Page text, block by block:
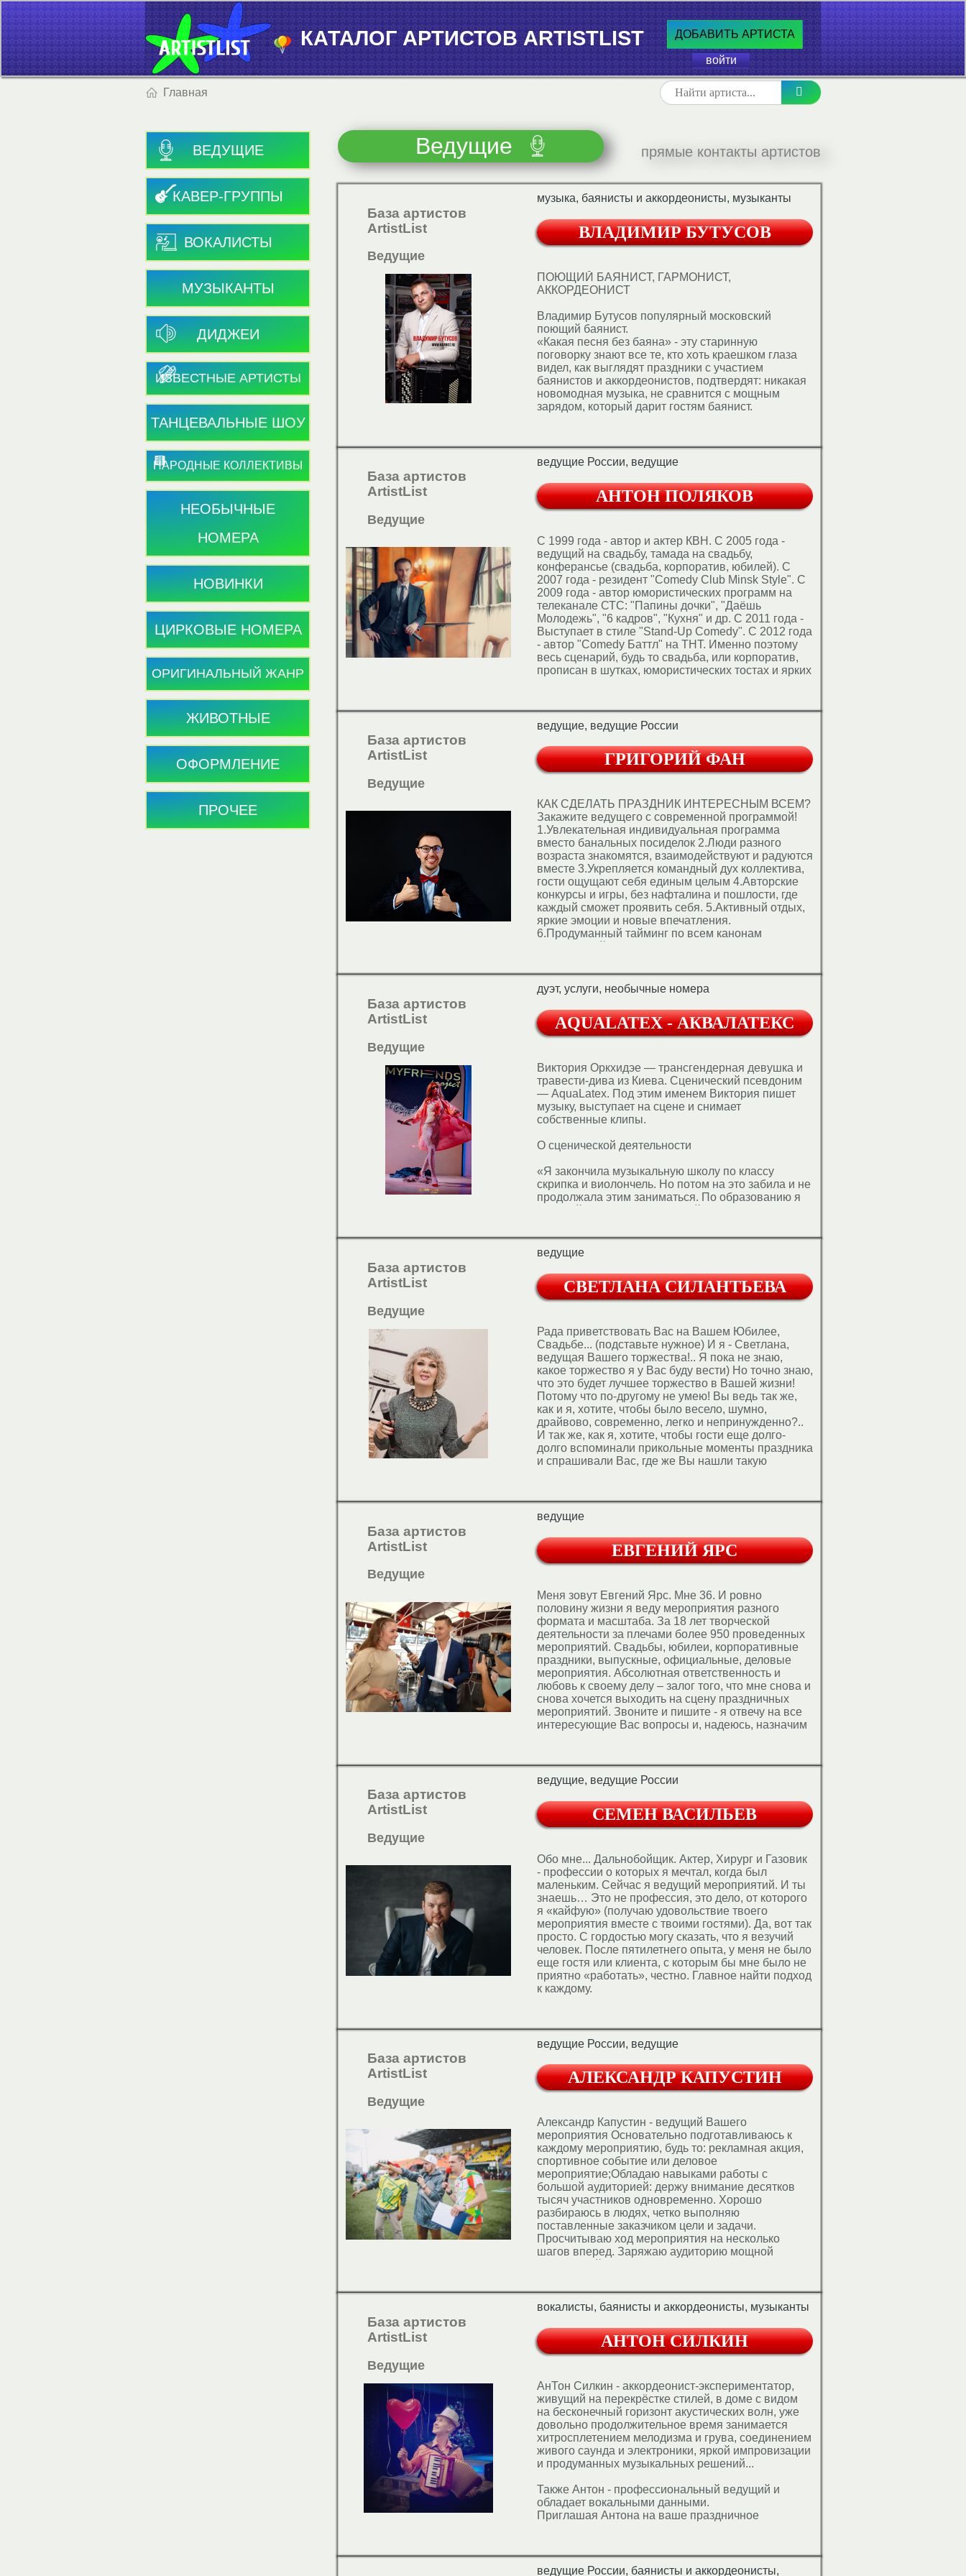
КАТАЛОГ АРТИСТОВ ARTISTLIST ДОБАВИТЬ АРТИСТА
войти
Главная
ВЕДУЩИЕ
КАВЕР-ГРУППЫ
ВОКАЛИСТЫ
МУЗЫКАНТЫ
ДИДЖЕИ
ИЗВЕСТНЫЕ АРТИСТЫ
ТАНЦЕВАЛЬНЫЕ ШОУ
НАРОДНЫЕ КОЛЛЕКТИВЫ
НЕОБЫЧНЫЕ
НОМЕРА
НОВИНКИ
ЦИРКОВЫЕ НОМЕРА
ОРИГИНАЛЬНЫЙ ЖАНР
ЖИВОТНЫЕ
ОФОРМЛЕНИЕ
ПРОЧЕЕ
Ведущие прямые контакты артистов
База артистов
ArtistList
Ведущие
музыка, баянисты и аккордеонисты, музыканты
ВЛАДИМИР БУТУСОВ
ПОЮЩИЙ БАЯНИСТ, ГАРМОНИСТ,
АККОРДЕОНИСТ
Владимир Бутусов популярный московский
поющий баянист.
«Какая песня без баяна» - эту старинную
поговорку знают все те, кто хоть краешком глаза
видел, как выглядят праздники с участием
баянистов и аккордеонистов, подтвердят: никакая
новомодная музыка, не сравнится с мощным
зарядом, который дарит гостям баянист.
песен и инструментальных композиций.
Исполняется в сопровождении инструментального
ансамбля или звуковой фонограммы (минусовка).
Программа рассчитана на большие залы,
открытые площадки с профессиональным
звуковым оборудованием. Численность аудитории
База артистов
ArtistList
Ведущие
ведущие России, ведущие
АНТОН ПОЛЯКОВ
С 1999 года - автор и актер КВН. С 2005 года -
ведущий на свадьбу, тамада на свадьбу,
конферансье (свадьба, корпоратив, юбилей). С
2007 года - резидент "Comedy Club Minsk Style". C
2009 года - автор юмористических программ на
телеканале СТС: "Папины дочки", "Даёшь
Молодежь", "6 кадров", "Кухня" и др. С 2011 года -
Выступает в стиле "Stand-Up Comedy". С 2012 года
- автор "Comedy Баттл" на ТНТ. Именно поэтому
весь сценарий, будь то свадьба, или корпоратив,
прописан в шутках, юмористических тостах и ярких
База артистов
ArtistList
Ведущие
ведущие, ведущие России
ГРИГОРИЙ ФАН
КАК СДЕЛАТЬ ПРАЗДНИК ИНТЕРЕСНЫМ ВСЕМ?
Закажите ведущего с современной программой!
1.Увлекательная индивидуальная программа
вместо банальных посиделок 2.Люди разного
возраста знакомятся, взаимодействуют и радуются
вместе 3.Укрепляется командный дух коллектива,
гости ощущают себя единым целым 4.Авторские
конкурсы и игры, без нафталина и пошлости, где
каждый сможет проявить себя. 5.Активный отдых,
яркие эмоции и новые впечатления.
6.Продуманный тайминг по всем канонам
более чем 15.000 человек. Многократный призер
соревнований по спортивному "ЧтоГдеКогда" и
"Брэйн-Ринг". Капитан команды знатоков "Клуб...
База артистов
ArtistList
Ведущие
дуэт, услуги, необычные номера
AQUALATEX - АКВАЛАТЕКС
Виктория Оркхидэе — трансгендерная девушка и
травести-дива из Киева. Сценический псевдоним
— AquaLatex. Под этим именем Виктория пишет
музыку, выступает на сцене и снимает
собственные клипы.
О сценической деятельности
«Я закончила музыкальную школу по классу
скрипка и виолончель. Но потом на это забила и не
продолжала этим заниматься. По образованию я
было где-то брать музыку. Или писать ее самой.
Так я возродила свою музыкальную деятельность и
стала писать музыку самостоятельно. Я не могу
описать жанр, в котором работаю — его нет. Это
что-то свое, но людям неожиданно даже
понравилось. Сейчас меня многие...
База артистов
ArtistList
Ведущие
ведущие
СВЕТЛАНА СИЛАНТЬЕВА
Рада приветствовать Вас на Вашем Юбилее,
Свадьбе... (подставьте нужное) И я - Светлана,
ведущая Вашего торжества!.. Я пока не знаю,
какое торжество я у Вас буду вести) Но точно знаю,
что это будет лучшее торжество в Вашей жизни!
Потому что по-другому не умею! Вы ведь так же,
как и я, хотите, чтобы было весело, шумно,
драйвово, современно, легко и непринужденно?..
И так же, как я, хотите, чтобы гости еще долго-
долго вспоминали прикольные моменты праздника
и спрашивали Вас, где же Вы нашли такую
Вам, но не знаю Вашего номера! Точно! Позвонить
можете Вы! Так давайте уже познакомимся и...
База артистов
ArtistList
Ведущие
ведущие
ЕВГЕНИЙ ЯРС
Меня зовут Евгений Ярс. Мне 36. И ровно
половину жизни я веду мероприятия разного
формата и масштаба. За 18 лет творческой
деятельности за плечами более 950 проведенных
мероприятий. Свадьбы, юбилеи, корпоративные
праздники, выпускные, официальные, деловые
мероприятия. Абсолютная ответственность и
любовь к своему делу – залог того, что мне снова и
снова хочется выходить на сцену праздничных
мероприятий. Звоните и пишите - я отвечу на все
интересующие Вас вопросы и, надеюсь, назначим
База артистов
ArtistList
Ведущие
ведущие, ведущие России
СЕМЕН ВАСИЛЬЕВ
Обо мне... Дальнобойщик. Актер, Хирург и Газовик
- профессии о которых я мечтал, когда был
маленьким. Сейчас я ведущий мероприятий. И ты
знаешь… Это не профессия, это дело, от которого
я «кайфую» (получаю удовольствие твоего
мероприятия вместе с твоими гостями). Да, вот так
просто. С гордостью могу сказать, что я везучий
человек. После пятилетнего опыта, у меня не было
еще гостя или клиента, с которым бы мне было не
приятно «работать», честно. Главное найти подход
к каждому.
База артистов
ArtistList
Ведущие
ведущие России, ведущие
АЛЕКСАНДР КАПУСТИН
Александр Капустин - ведущий Вашего
мероприятия Основательно подготавливаюсь к
каждому мероприятию, будь то: рекламная акция,
спортивное событие или деловое
мероприятие;Обладаю навыками работы с
большой аудиторией: держу внимание десятков
тысяч участников одновременно. Хорошо
разбираюсь в людях, четко выполняю
поставленные заказчиком цели и задачи.
Просчитываю ход мероприятия на несколько
шагов вперед. Заряжаю аудиторию мощной
База артистов
ArtistList
Ведущие
вокалисты, баянисты и аккордеонисты, музыканты
АНТОН СИЛКИН
АнТон Силкин - аккордеонист-экспериментатор,
живущий на перекрёстке стилей, в доме с видом
на бесконечный горизонт акустических волн, уже
довольно продолжительное время занимается
хитросплетением мелодизма и грува, соединением
живого саунда и электроники, яркой импровизации
и продуманных музыкальных решений...
Также Антон - профессиональный ведущий и
обладает вокальными данными.
Приглашая Антона на ваше праздничное
одном лице. У Антона 15 летний опыт
выступлений. Bы можете не волноваться. Ваш
ведущие России, баянисты и аккордеонисты,